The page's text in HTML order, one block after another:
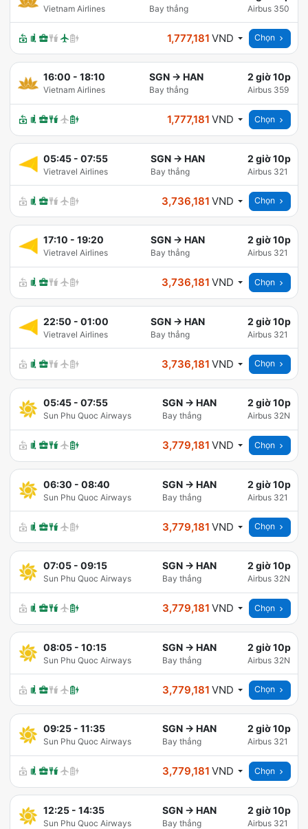
Vietnam Airlines Bay thẳng Airbus 350
1,777,181 VND Chọn
16:00 - 18:10
Vietnam Airlines
SGN → HAN
Bay thẳng
2 giờ 10p
Airbus 359
1,777,181 VND Chọn
05:45- 07:55
Vietravel Airlines
SGN → HAN
Bay thẳng
2 giờ 10p
Airbus 321
3,736,181 VND Chọn
17:10 - 19:20
Vietravel Airlines
SGN → HAN
Bay thẳng
2 giờ 10p
Airbus 321
3,736,181 VND Chọn
22:50 - 01:00
Vietravel Airlines
SGN → HAN
Bay thẳng
2 giờ 10p
Airbus 321
3,736,181 VND Chọn
05:45- 07:55
Sun Phu Quoc Airways
SGN → HAN
Bay thẳng
2 giờ 10p
Airbus 32N
3,779,181 VND Chọn
06:30 - 08:40
Sun Phu Quoc Airways
SGN → HAN
Bay thẳng
2 giờ 10p
Airbus 321
3,779,181 VND Chọn
07:05- 09:15
Sun Phu Quoc Airways
SGN → HAN
Bay thẳng
2 giờ 10p
Airbus 32N
3,779,181 VND Chọn
08:05- 10:15
Sun Phu Quoc Airways
SGN → HAN
Bay thẳng
2 giờ 10p
Airbus 32N
3,779,181 VND Chọn
09:25- 11:35
Sun Phu Quoc Airways
SGN → HAN
Bay thẳng
2 giờ 10p
Airbus 321
3,779,181 VND Chọn
12:25- 14:35
Sun Phu Quoc Airways
SGN → HAN
Bay thẳng
2 giờ 10p
Airbus 321